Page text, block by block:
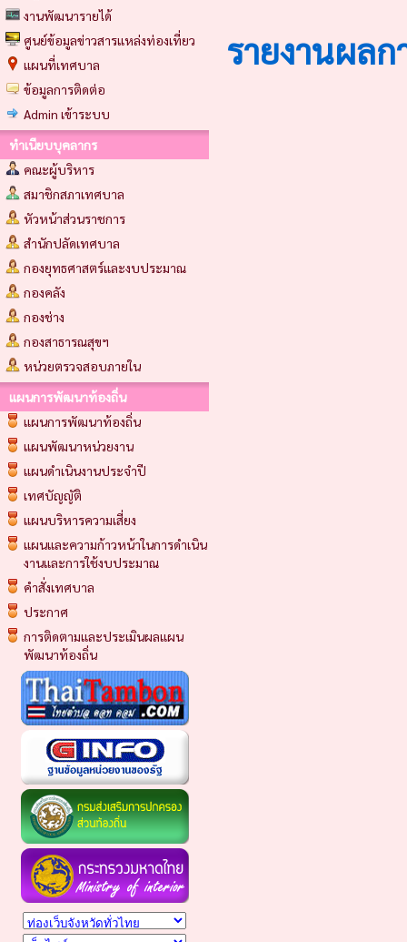
งานพัฒนารายได้
ศูนย์ข้อมูลข่าวสารแหล่งท่องเที่ยว
แผนที่เทศบาล
ข้อมูลการติดต่อ
Admin เข้าระบบ
ทำเนียบบุคลากร
คณะผู้บริหาร
สมาชิกสภาเทศบาล
หัวหน้าส่วนราชการ
สำนักปลัดเทศบาล
กองยุทธศาสตร์และงบประมาณ
กองคลัง
กองช่าง
กองสาธารณสุขฯ
หน่วยตรวจสอบภายใน
แผนการพัฒนาท้องถิ่น
แผนการพัฒนาท้องถิ่น
แผนพัฒนาหน่วยงาน
แผนดำเนินงานประจำปี
เทศบัญญัติ
แผนบริหารความเสี่ยง
แผนและความก้าวหน้าในการดำเนิน
งานและการใช้งบประมาณ
คำสั่งเทศบาล
ประกาศ
การติดตามและประเมินผลแผน
พัฒนาท้องถิ่น
รายงานผล